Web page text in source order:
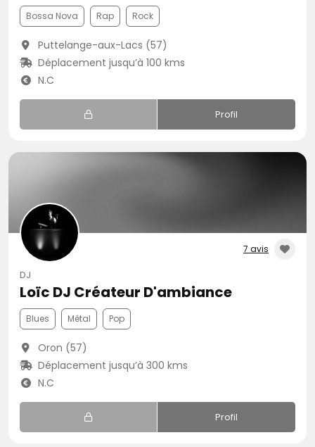
Bossa Nova Rap Rock
Puttelange-aux-Lacs (57)
Déplacement jusqu’à 100 kms
N.C
Profil
7 avis
DJ
Loïc DJ Créateur D'ambiance
Blues Métal Pop
Oron (57)
Déplacement jusqu’à 300 kms
N.C
Profil